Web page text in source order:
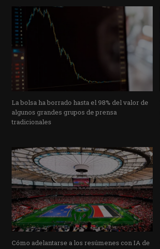
La bolsa ha borrado hasta el 98% del valor de
algunos grandes grupos de prensa
tradicionales
Cómo adelantarse a los resúmenes con IA de